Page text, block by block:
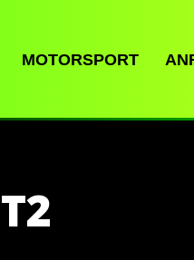
MOTORSPORT